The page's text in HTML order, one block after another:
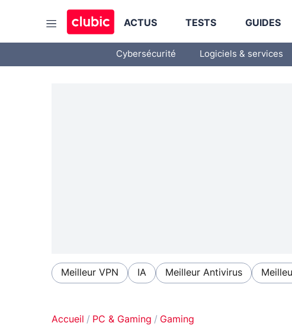
ACTUS TESTS GUIDES
Cybersécurité Logiciels & services
Meilleur VPN IA Meilleur Antivirus
Accueil PC & Gaming Gaming